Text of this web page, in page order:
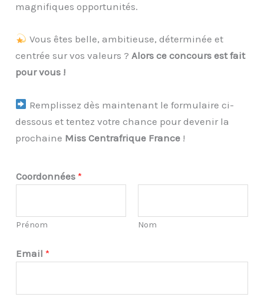
magnifiques opportunités.
Vous êtes belle, ambitieuse, déterminée et
centrée sur vos valeurs ?Alors ce concours est fait
pour vous !
Remplissez dès maintenant le formulaire ci-
dessous et tentez votre chance pour devenir la
prochaine Miss Centrafrique France !
Coordonnées*
Prénom Nom
Email*